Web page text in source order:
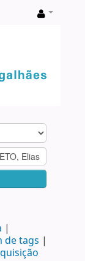
de tags